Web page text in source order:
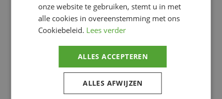
onze website te gebruiken, stemt u in met
alle cookies in overeenstemming met ons
Cookiebeleid. Lees verder
ALLES ACCEPTEREN
ALLES AFWIJZEN